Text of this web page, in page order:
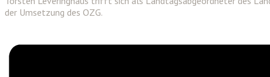
der Umsetzung des OZG.